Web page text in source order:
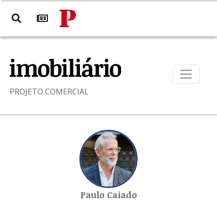
PROJETO COMERCIAL
Paulo Caiado